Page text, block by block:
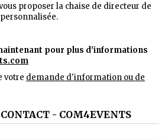
proposer la chaise de directeur de
pour plus d'informations
m
votre demande d'information ou de
- COM4EVENTS